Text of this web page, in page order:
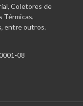
Coletores de
Térmicas,
entre outros.
08